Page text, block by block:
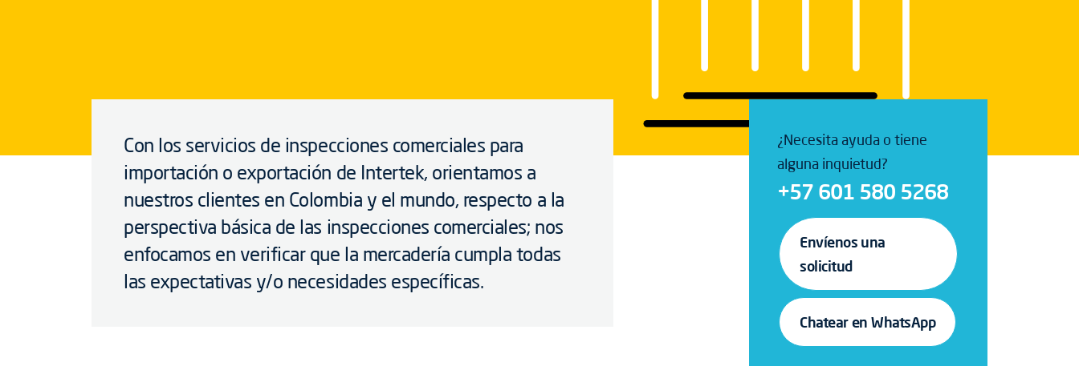
Con los servicios de inspecciones comerciales para
importación o exportación de Intertek, orientamos a
nuestros clientes en Colombia y el mundo, respecto a la
perspectiva básica de las inspecciones comerciales; nos
enfocamos en verificar que la mercadería cumpla todas
las expectativas y/o necesidades específicas.
¿Necesita ayuda o tiene
alguna inquietud?
+57 601 580 5268
Envíenos una
solicitud
Chatear en WhatsApp